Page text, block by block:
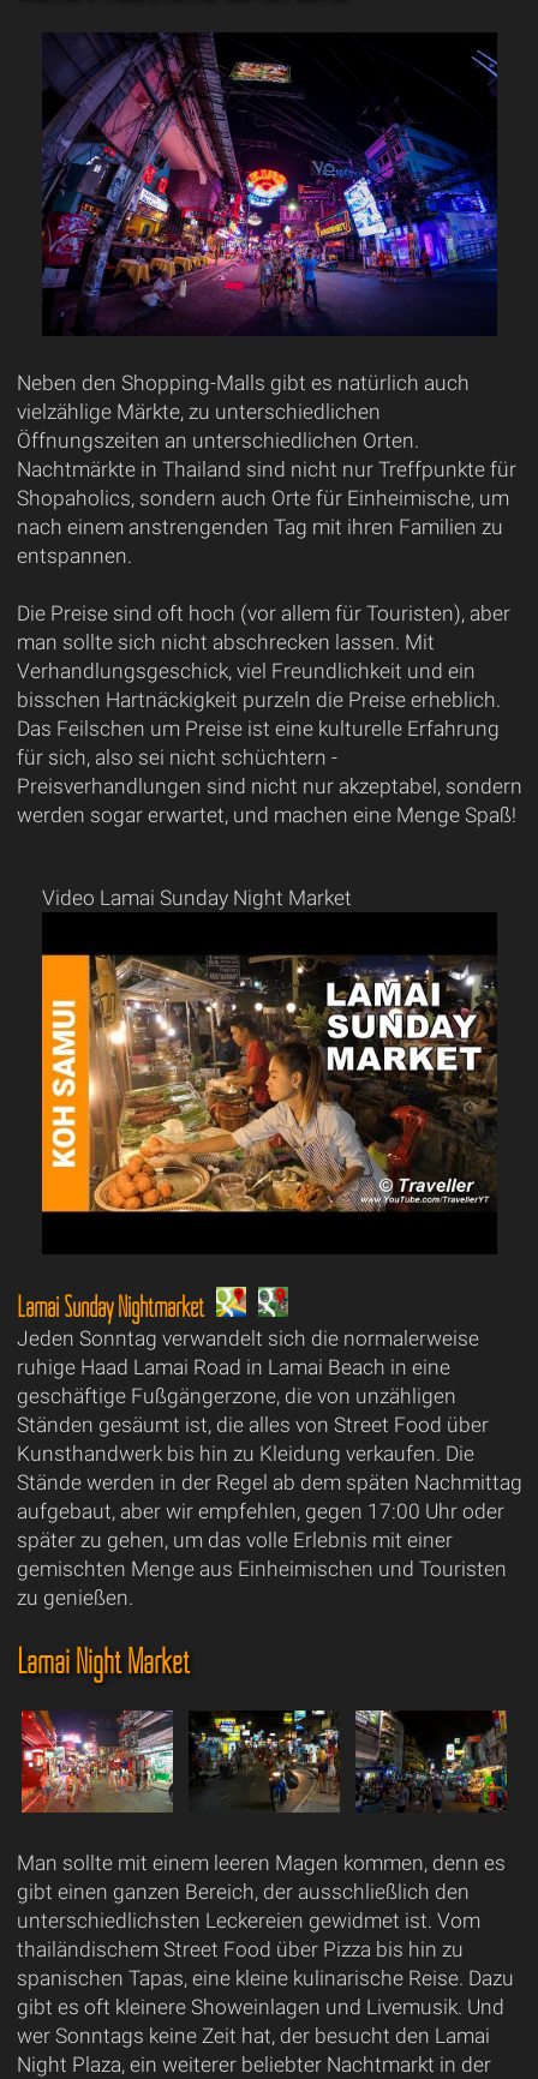
Neben den Shopping-Malls gibt es natürlich auch
vielzählige Märkte, zu unterschiedlichen
Öffnungszeiten an unterschiedlichen Orten.
Nachtmärkte in Thailand sind nicht nur Treffpunkte für
Shopaholics, sondern auch Orte für Einheimische, um
nach einem anstrengenden Tag mit ihren Familien zu
entspannen.
Die Preise sind oft hoch (vor allem für Touristen), aber
man sollte sich nicht abschrecken lassen. Mit
Verhandlungsgeschick, viel Freundlichkeit und ein
bisschen Hartnäckigkeit purzeln die Preise erheblich.
Das Feilschen um Preise ist eine kulturelle Erfahrung
für sich, also sei nicht schüchtern -
Preisverhandlungen sind nicht nur akzeptabel, sondern
werden sogar erwartet, und machen eine Menge Spaß!
Video Lamai Sunday Night Market
Lamai Sunday Nightmarket
Jeden Sonntag verwandelt sich die normalerweise
ruhige Haad Lamai Road in Lamai Beach in eine
geschäftige Fußgängerzone, die von unzähligen
Ständen gesäumt ist, die alles von Street Food über
Kunsthandwerk bis hin zu Kleidung verkaufen. Die
Stände werden in der Regel ab dem späten Nachmittag
aufgebaut, aber wir empfehlen, gegen 17:00 Uhr oder
später zu gehen, um das volle Erlebnis mit einer
gemischten Menge aus Einheimischen und Touristen
zu genießen.
Lamai Night Market
Man sollte mit einem leeren Magen kommen, denn es
gibt einen ganzen Bereich, der ausschließlich den
unterschiedlichsten Leckereien gewidmet ist. Vom
thailändischem Street Food über Pizza bis hin zu
spanischen Tapas, eine kleine kulinarische Reise. Dazu
gibt es oft kleinere Showeinlagen und Livemusik. Und
wer Sonntags keine Zeit hat, der besucht den Lamai
Night Plaza, ein weiterer beliebter Nachtmarkt in der